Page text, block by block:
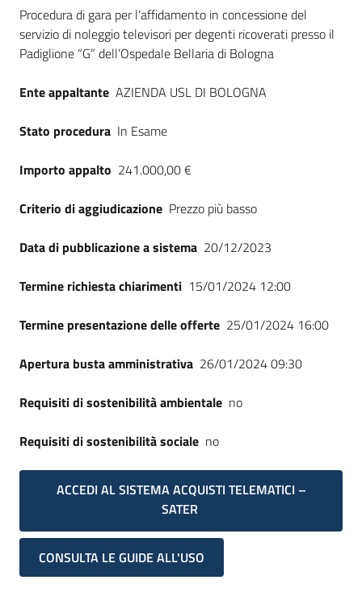
English
site
Seguici
Dati del bando
Procedura di gara per l’affidamento in concessione del
servizio di noleggio televisori per degenti ricoverati presso il
Padiglione “G” dell’Ospedale Bellaria di Bologna
Ente appaltante AZIENDA USL DI BOLOGNA
Stato procedura In Esame
Importo appalto 241.000,00 €
Criterio di aggiudicazione Prezzo più basso
Data di pubblicazione a sistema 20/12/2023
Termine richiesta chiarimenti 15/01/2024 12:00
Termine presentazione delle offerte 25/01/2024 16:00
Apertura busta amministrativa 26/01/2024 09:30
Requisiti di sostenibilità ambientale no
Requisiti di sostenibilità sociale no
ACCEDI AL SISTEMA ACQUISTI TELEMATICI –
SATER
CONSULTA LE GUIDE ALL'USO